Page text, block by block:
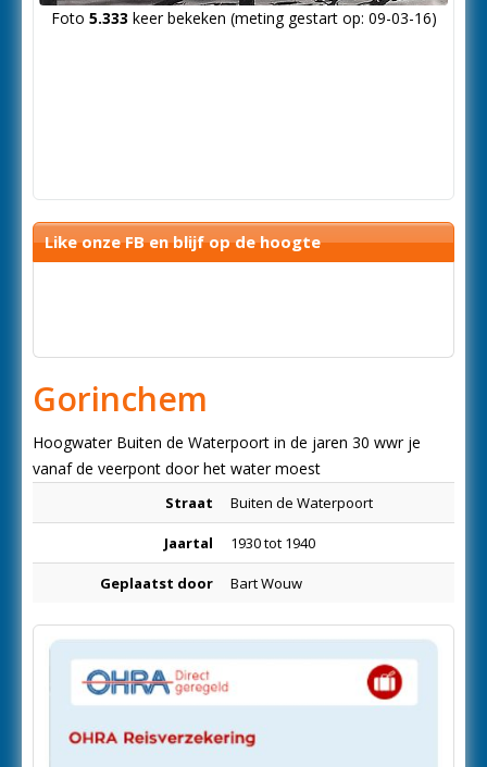
Foto 5.333 keer bekeken (meting gestart op: 09-03-16)
Like onze FB en blijf op de hoogte
Gorinchem
Hoogwater Buiten de Waterpoort in de jaren 30 wwr je
vanaf de veerpont door het water moest
Straat Buiten de Waterpoort
Jaartal 1930 tot 1940
Geplaatst door Bart Wouw